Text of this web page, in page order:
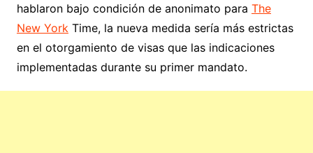
hablaron bajo condición de anonimato para The
New York Time, la nueva medida sería más estrictas
en el otorgamiento de visas que las indicaciones
implementadas durante su primer mandato.